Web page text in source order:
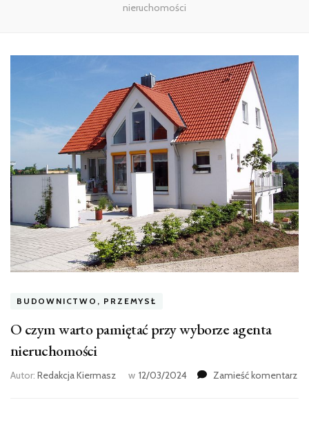
nieruchomości
BUDOWNICTWO, PRZEMYSŁ
O czym warto pamiętać przy wyborze agenta
nieruchomości
Autor: Redakcja Kiermasz w 12/03/2024 Zamieść komentarzwe